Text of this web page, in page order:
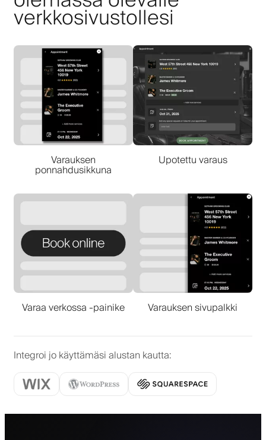
verkkosivustollesi
Varauksen
ponnahdusikkuna
Upotettu varaus
Varaa verkossa -painike Varauksen sivupalkki
Integroi jo käyttämäsi alustan kautta: